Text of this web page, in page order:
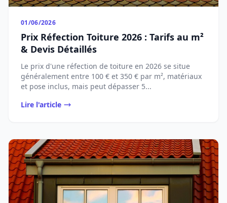
01/06/2026
Prix Réfection Toiture 2026 : Tarifs au m²
& Devis Détaillés
Le prix d'une réfection de toiture en 2026 se situe
généralement entre 100 € et 350 € par m², matériaux
et pose inclus, mais peut dépasser 5...
Lire l'article